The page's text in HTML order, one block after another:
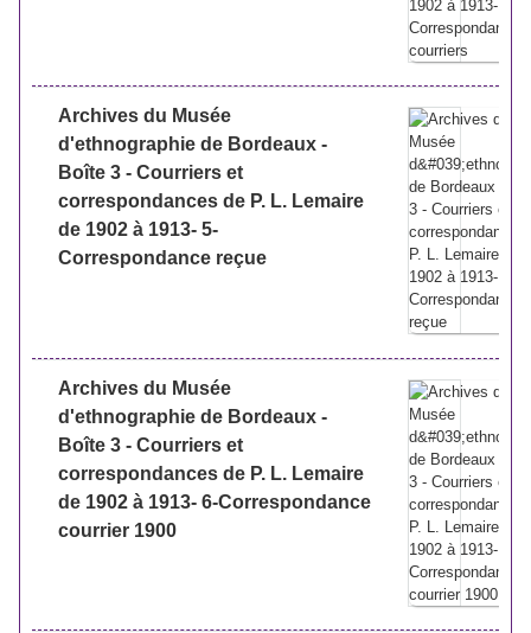
Archives du Musée
d'ethnographie de Bordeaux -
Boîte 3 - Courriers et
correspondances de P. L. Lemaire
de 1902 à 1913- 5-
Correspondance reçue
Archives du Musée
d'ethnographie de Bordeaux -
Boîte 3 - Courriers et
correspondances de P. L. Lemaire
de 1902 à 1913- 6-Correspondance
courrier 1900